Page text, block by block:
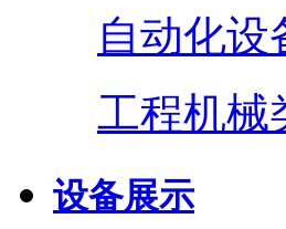
自动化设
工程机械
设备展示